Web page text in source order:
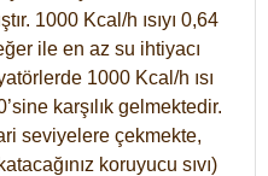
1000 Kcal/h ısıyı 0,64
ile en az su ihtiyacı
1000 Kcal/h ısı
karşılık gelmektedir.
seviyelere çekmekte,
koruyucu sıvı)